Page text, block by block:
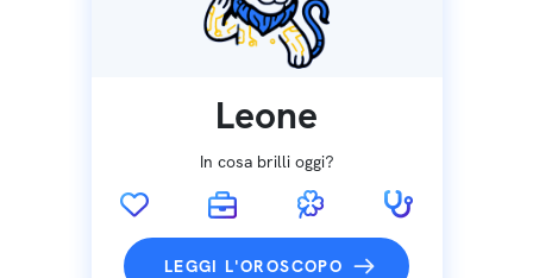
Leone
In cosa brilli oggi?
LEGGI L'OROSCOPO